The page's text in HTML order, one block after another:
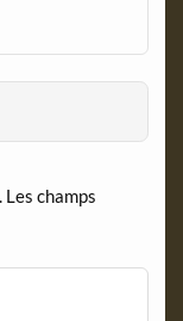
Les champs